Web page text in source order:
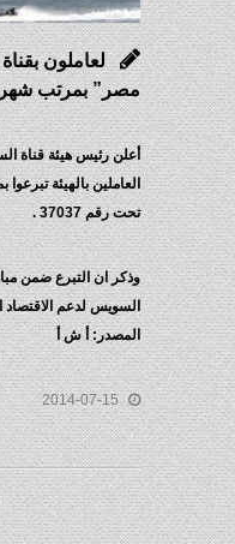
لعاملون
مصر” بمرتب
أعلن رئيس هيئة قناة
العاملين بالهيئة
تحت رقم 37037 .
وذكر ان التبرع ضمن
السويس لدعم الاقتصاد
المصدر: أ ش أ
2014-07-15